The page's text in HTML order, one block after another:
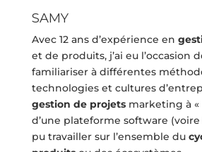
SAMY
Avec 12 ans d’expérience en
et de produits, j’ai eu l’occasion
familiariser à différentes
technologies et cultures
gestion de projetsmarketing à «
d’une plateforme software (voire
pu travailler sur l’ensemble du